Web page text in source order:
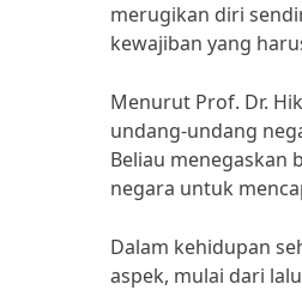
merugikan diri
kewajiban yang
Menurut Prof. Dr.
undang-undang
Beliau menegaskan
negara untuk
Dalam kehidupan
aspek, mulai dari